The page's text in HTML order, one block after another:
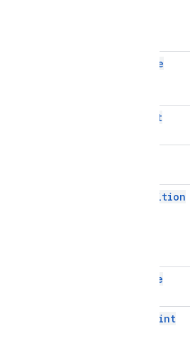
delete
insert
transition
update
cuepoint